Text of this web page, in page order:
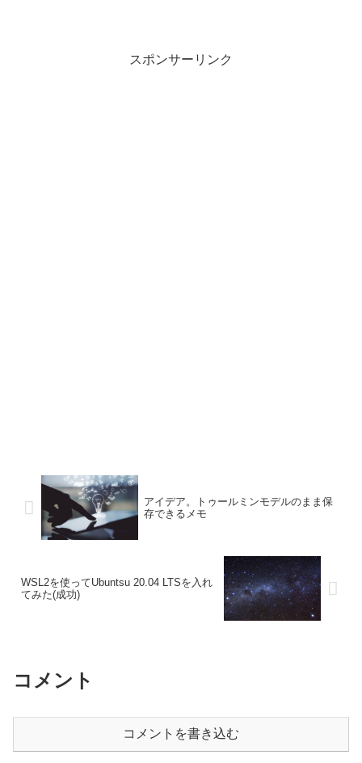
スポンサーリンク
アイデア。トゥールミンモデルのまま保
存できるメモ
WSL2を使ってUbuntsu 20.04 LTSを入れ
てみた(成功)
コメント
コメントを書き込む